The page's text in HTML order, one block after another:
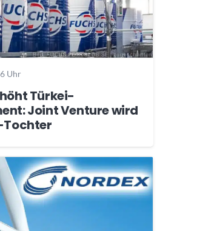
Uhr
Türkei-
Joint Venture wird
Tochter